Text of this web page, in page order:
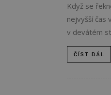
Když se
nejvyšší čas
v devátém
ČÍST DÁL